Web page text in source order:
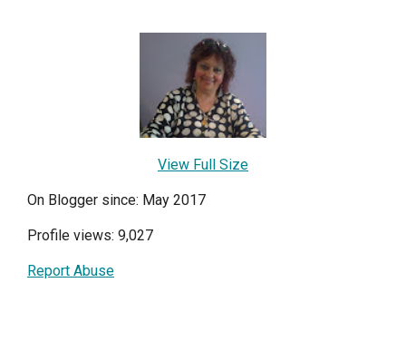
View Full Size
On Blogger since: May 2017
Profile views: 9,027
Report Abuse